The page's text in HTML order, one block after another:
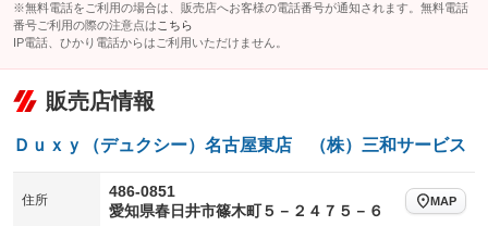
※無料電話をご利用の場合は、販売店へお客様の電話番号が通知されます。無料電話
番号ご利用の際の注意点は こちら
IP電話、ひかり電話からはご利用いただけません。
販売店情報
Ｄｕｘｙ（デュクシー）名古屋東店 （株）三和サービス
住所
486-0851
愛知県春日井市篠木町５－２４７５－６
MAP